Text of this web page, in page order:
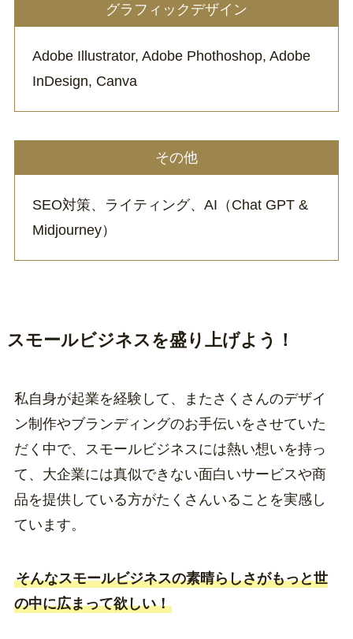
グラフィックデザイン
Adobe Illustrator, Adobe Phothoshop, Adobe
InDesign, Canva
その他
SEO対策、ライティング、AI（Chat GPT &
Midjourney）
スモールビジネスを盛り上げよう！
私自身が起業を経験して、またさくさんのデザイ
ン制作やブランディングのお手伝いをさせていた
だく中で、スモールビジネスには熱い想いを持っ
て、大企業には真似できない面白いサービスや商
品を提供している方がたくさんいることを実感し
ています。
そんなスモールビジネスの素晴らしさがもっと世
の中に広まって欲しい！